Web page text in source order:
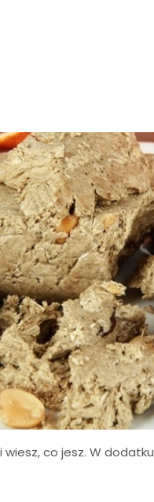
wiesz, co jesz. W